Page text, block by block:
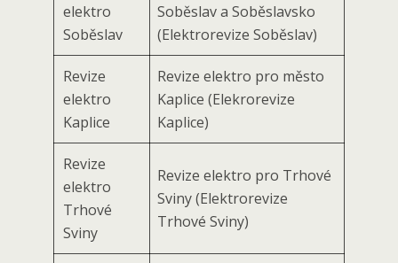
elektro
Soběslav
Soběslav a Soběslavsko
(Elektrorevize Soběslav)
Revize
elektro
Kaplice
Revize elektro pro město
Kaplice (Elekrorevize
Kaplice)
Revize
elektro
Trhové
Sviny
Revize elektro pro Trhové
Sviny (Elektrorevize
Trhové Sviny)